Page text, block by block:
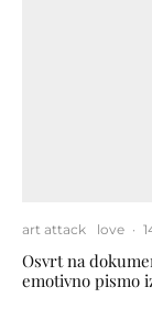
art attack love ·
Osvrt na
emotivno pismo